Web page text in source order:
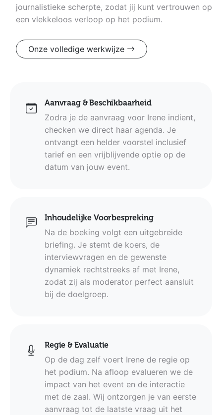
journalistieke scherpte, zodat jij kunt vertrouwen op
een vlekkeloos verloop op het podium.
Onze volledige werkwijze
Aanvraag & Beschikbaarheid
Zodra je de aanvraag voor Irene indient,
checken we direct haar agenda. Je
ontvangt een helder voorstel inclusief
tarief en een vrijblijvende optie op de
datum van jouw event.
Inhoudelijke Voorbespreking
Na de boeking volgt een uitgebreide
briefing. Je stemt de koers, de
interviewvragen en de gewenste
dynamiek rechtstreeks af met Irene,
zodat zij als moderator perfect aansluit
bij de doelgroep.
Regie & Evaluatie
Op de dag zelf voert Irene de regie op
het podium. Na afloop evalueren we de
impact van het event en de interactie
met de zaal. Wij ontzorgen je van eerste
aanvraag tot de laatste vraag uit het